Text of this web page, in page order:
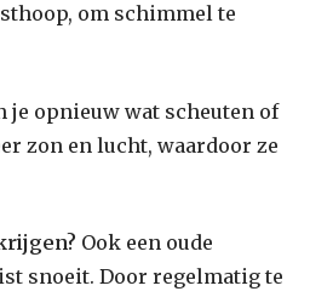
om schimmel te
je opnieuw wat scheuten of
zon en lucht, waardoor ze
Ook een oude
snoeit. Door regelmatig te